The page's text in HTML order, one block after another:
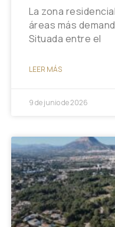
La zona
áreas más
Situada entre el
LEER MÁS
9 de junio de 2026